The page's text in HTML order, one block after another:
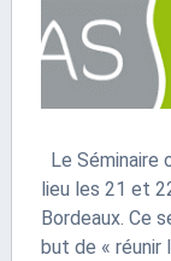
Le Séminaire
lieu les 21 et
Bordeaux. Ce
but de « réunir